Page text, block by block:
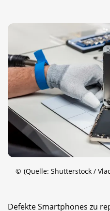
© (Quelle: Shutterstock /
Defekte Smartphones zu